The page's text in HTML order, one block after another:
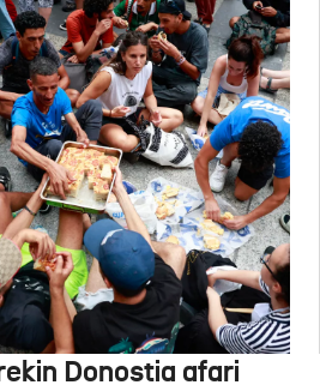
Donostia afari